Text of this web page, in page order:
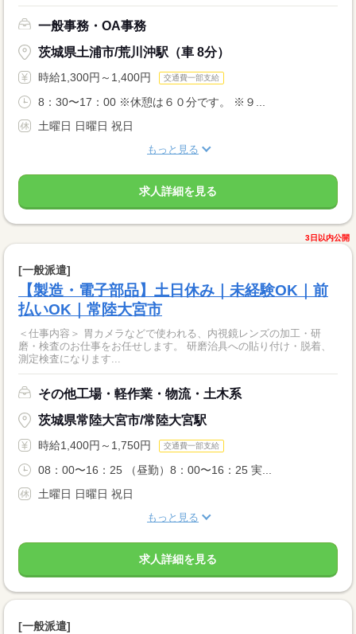
一般事務・OA事務
茨城県土浦市/荒川沖駅（車 8分）
時給1,300円～1,400円 交通費一部支給
8：30〜17：00 ※休憩は６０分です。 ※９...
土曜日 日曜日 祝日
もっと見る
求人詳細を見る
3日以内公開
[一般派遣]
【製造・電子部品】土日休み｜未経験OK｜前
払いOK｜常陸大宮市
＜仕事内容＞ 胃カメラなどで使われる、内視鏡レンズの加工・研
磨・検査のお仕事をお任せします。 研磨治具への貼り付け・脱着、
測定検査になります...
その他工場・軽作業・物流・土木系
茨城県常陸大宮市/常陸大宮駅
時給1,400円～1,750円 交通費一部支給
08：00〜16：25 （昼勤）8：00〜16：25 実...
土曜日 日曜日 祝日
もっと見る
求人詳細を見る
[一般派遣]